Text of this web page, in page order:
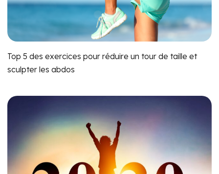
Top 5 des exercices pour réduire un tour de taille et
sculpter les abdos